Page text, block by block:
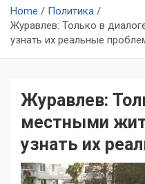
Home
Политика
Журавлев: Только в
узнать их реальные
Журавлев:
местными
узнать их